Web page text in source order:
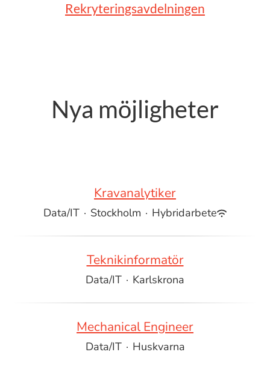
Rekryteringsavdelningen
Nya möjligheter
Kravanalytiker
Data/IT · Stockholm · Hybridarbete
Teknikinformatör
Data/IT · Karlskrona
Mechanical Engineer
Data/IT · Huskvarna